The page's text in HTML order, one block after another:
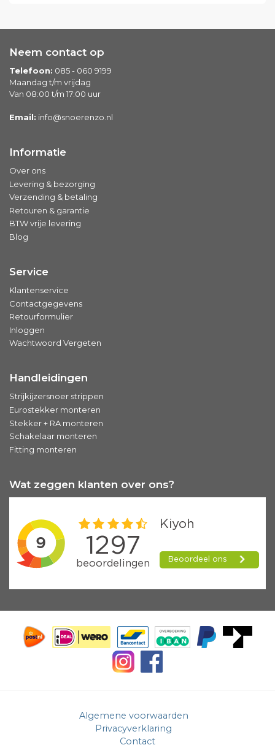
Neem contact op
Telefoon: 085 - 060 9199
Maandag t/m vrijdag
Van 08:00 t/m 17:00 uur
Email: info@snoerenzo.nl
Informatie
Over ons
Levering & bezorging
Verzending & betaling
Retouren & garantie
BTW vrije levering
Blog
Service
Klantenservice
Contactgegevens
Retourformulier
Inloggen
Wachtwoord Vergeten
Handleidingen
Strijkijzersnoer strippen
Eurostekker monteren
Stekker + RA monteren
Schakelaar monteren
Fitting monteren
Wat zeggen klanten over ons?
Algemene voorwaarden
Privacyverklaring
Contact